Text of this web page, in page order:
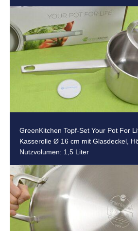
GreenKitchen Topf-Set Your Pot For
Kasserolle Ø 16 cm mit Glasdeckel,
Nutzvolumen: 1,5 Liter